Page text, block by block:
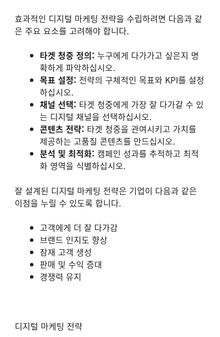
효과적인 디지털 마케팅 전략을 수립하려면 다음과 같
은 주요 요소를 고려해야 합니다.
타겟 청중 정의: 누구에게 다가가고 싶은지 명
확하게 파악하십시오.
목표 설정: 전략의 구체적인 목표와 KPI를 설정
하십시오.
채널 선택: 타겟 청중에게 가장 잘 다가갈 수 있
는 디지털 채널을 선택하십시오.
콘텐츠 전략: 타겟 청중을 관여시키고 가치를
제공하는 고품질 콘텐츠를 만드십시오.
분석 및 최적화: 캠페인 성과를 추적하고 최적
화 영역을 식별하십시오.
잘 설계된 디지털 마케팅 전략은 기업이 다음과 같은
이점을 누릴 수 있도록 합니다.
고객에게 더 잘 다가감
브랜드 인지도 향상
잠재 고객 생성
판매 및 수익 증대
경쟁력 유지
디지털 마케팅 전략